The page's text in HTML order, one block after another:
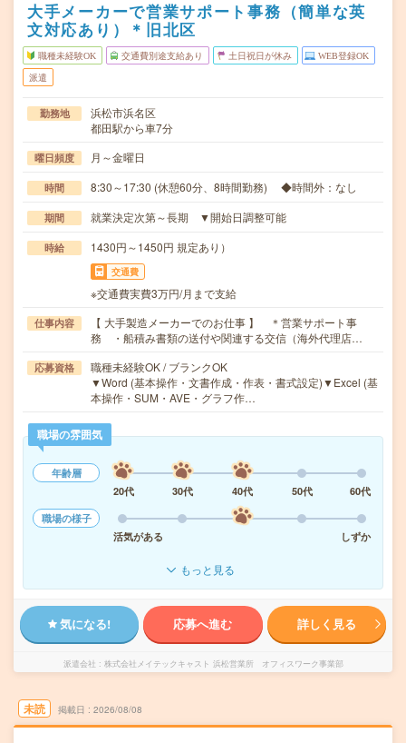
大手メーカーで営業サポート事務（簡単な英
文対応あり）＊旧北区
職種未経験OK 交通費別途支給あり 土日祝日が休み WEB登録OK
派遣
勤務地
浜松市浜名区
都田駅から車7分
曜日頻度 月～金曜日
時間 8:30～17:30 (休憩60分、8時間勤務) ◆時間外：なし
期間 就業決定次第～長期 ▼開始日調整可能
時給 1430円～1450円 規定あり）
交通費
※交通費実費3万円/月まで支給
仕事内容
【 大手製造メーカーでのお仕事 】 ＊営業サポート事
務 ・船積み書類の送付や関連する交信（海外代理店…
応募資格
職種未経験OK / ブランクOK
▼Word (基本操作・文書作成・作表・書式設定)▼Excel (基
本操作・SUM・AVE・グラフ作…
職場の雰囲気
年齢層
20代
30代 40代 50代
60代
職場の様子
活気がある
しずか
もっと見る
気になる! 応募へ進む 詳しく見る
派遣会社 株式会社メイテックキャスト 浜松営業所 オフィスワーク事業部
未読 掲載日 2026/08/08